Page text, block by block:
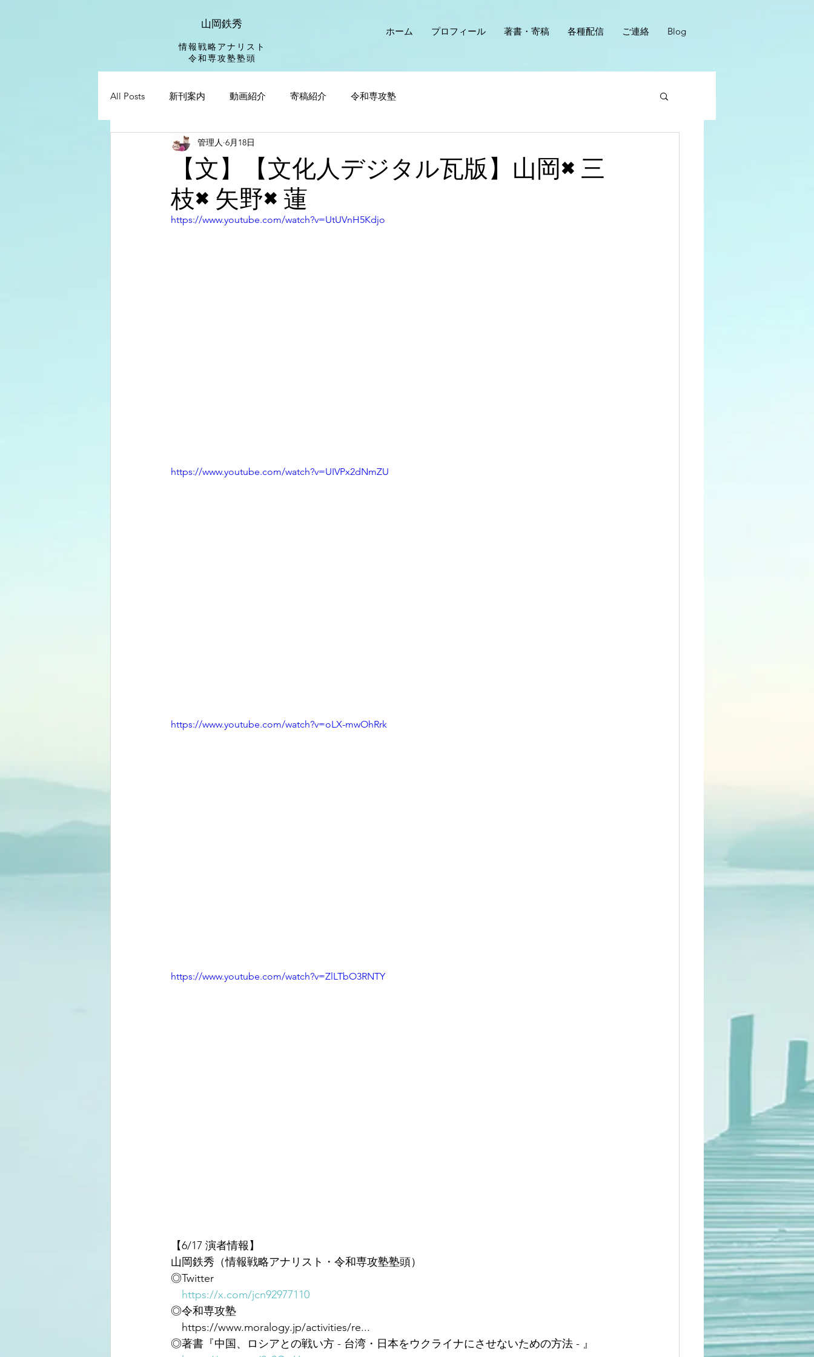
山岡鉄秀
情報戦略アナリスト
​令和専攻塾塾頭
ホーム プロフィール 著書・寄稿 各種配信 ご連絡 Blog
All Posts 新刊案内 動画紹介 寄稿紹介 令和専攻塾
【文】【文化人デジタル瓦版】山岡×三
枝×矢野×蓮
管理人 6月18日
https://www.youtube.com/watch?v=UtUVnH5Kdjo
https://www.youtube.com/watch?v=UIVPx2dNmZU
https://www.youtube.com/watch?v=oLX-mwOhRrk
https://www.youtube.com/watch?v=ZlLTbO3RNTY
【6/17 演者情報】
山岡鉄秀（情報戦略アナリスト・令和専攻塾塾頭）
◎Twitter
https://x.com/jcn92977110
◎令和専攻塾
https://www.moralogy.jp/activities/re...
◎著書『中国、ロシアとの戦い方 - 台湾・日本をウクライナにさせないための方法 - 』